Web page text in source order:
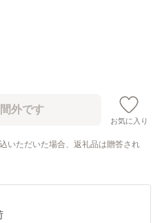
お気に入り
いただいた場合、返礼品は贈答され